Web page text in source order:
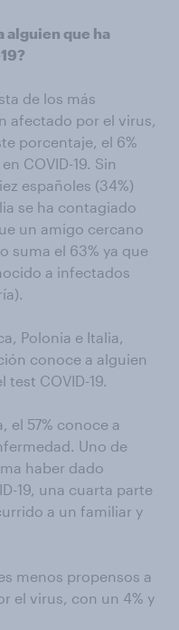
alguien que ha
de los más
afectado por el virus,
porcentaje, el 6%
COVID-19. Sin
españoles (34%)
se ha contagiado
un amigo cercano
suma el 63% ya que
a infectados
Polonia e Italia,
conoce a alguien
COVID-19.
el 57% conoce a
Uno de
haber dado
19, una cuarta parte
a un familiar y
menos propensos a
el virus, con un 4% y